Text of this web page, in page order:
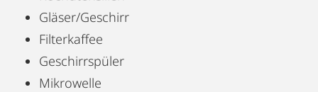
Gläser/Geschirr
Filterkaffee
Geschirrspüler
Mikrowelle